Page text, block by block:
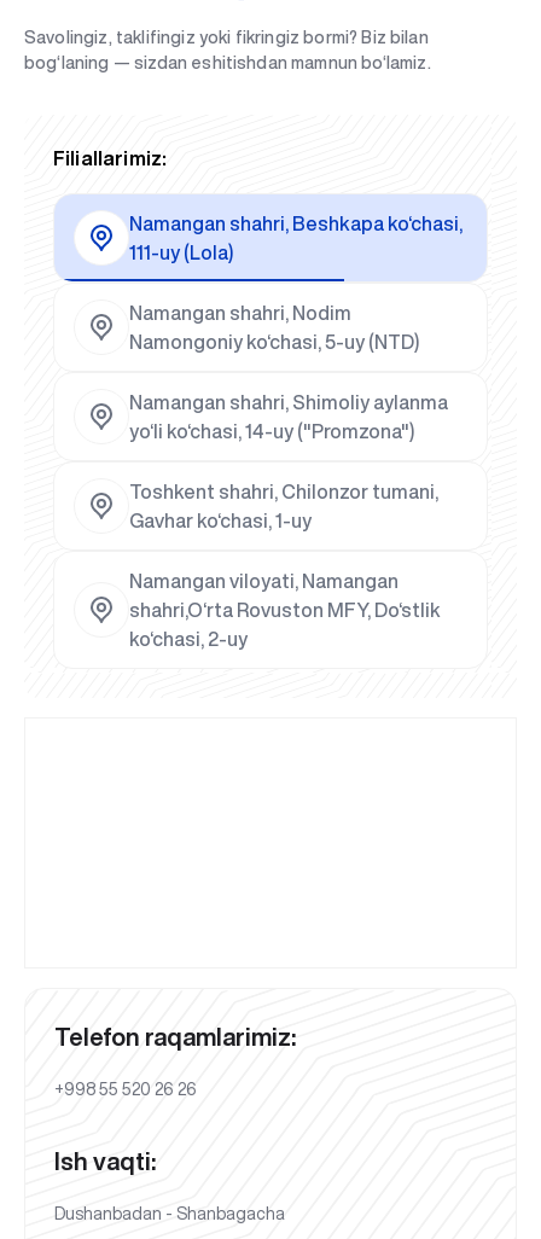
Savolingiz, taklifingiz yoki fikringiz bormi? Biz bilan
bog‘laning — sizdan eshitishdan mamnun bo‘lamiz.
Filiallarimiz:
Namangan shahri, Beshkapa ko‘chasi,
111-uy (Lola)
Namangan shahri, Nodim
Namongoniy ko‘chasi, 5-uy (NTD)
Namangan shahri, Shimoliy aylanma
yo‘li ko‘chasi, 14-uy ("Promzona")
Toshkent shahri, Chilonzor tumani,
Gavhar ko‘chasi, 1-uy
Namangan viloyati, Namangan
shahri,O‘rta Rovuston MFY, Do‘stlik
ko‘chasi, 2-uy
Telefon raqamlarimiz:
+998 55 520 26 26
Ish vaqti:
Dushanbadan - Shanbagacha